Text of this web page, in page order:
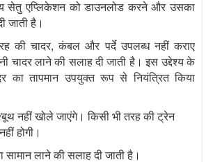
सेतु एप्लिकेशन को डाउनलोड करने और उसका
जाती है।
की चादर,कंबल और पर्दे उपलब्ध नहीं कराए
चादर लाने की सलाह दी जाती है। इस उद्देश्य के
का तापमान उपयुक्त रूप से नियंत्रित किया
बूथ नहीं खोले जाएंगे। किसी भी तरह की ट्रेन
होगी।
सामान लाने की सलाह दी जाती है।